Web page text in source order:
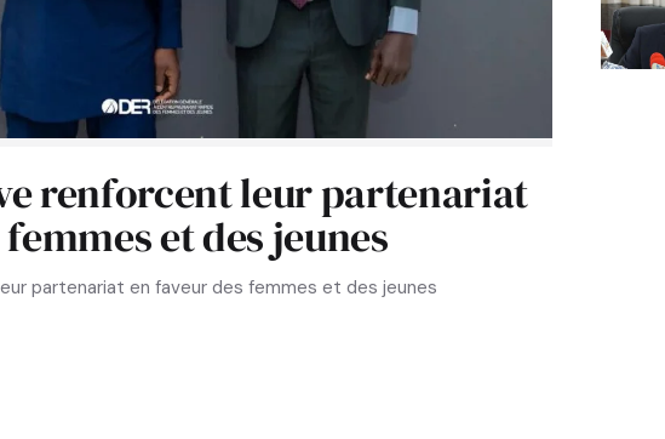
renforcent leur partenariat
et des jeunes
partenariat en faveur des femmes et des jeunes